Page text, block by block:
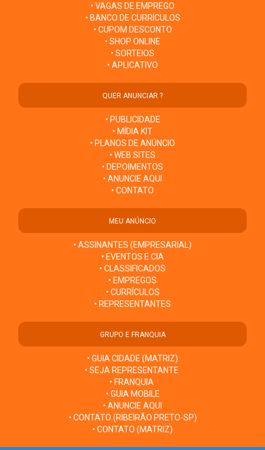
• VAGAS DE EMPREGO
• BANCO DE CURRÍCULOS
• CUPOM DESCONTO
• SHOP ONLINE
• SORTEIOS
• APLICATIVO
QUER ANUNCIAR ?
• PUBLICIDADE
• MÍDIA KIT
• PLANOS DE ANÚNCIO
• WEB SITES
• DEPOIMENTOS
• ANUNCIE AQUI
• CONTATO
MEU ANÚNCIO
• ASSINANTES (EMPRESARIAL)
• EVENTOS E CIA
• CLASSIFICADOS
• EMPREGOS
• CURRÍCULOS
• REPRESENTANTES
GRUPO E FRANQUIA
• GUIA CIDADE (MATRIZ)
• SEJA REPRESENTANTE
• FRANQUIA
• GUIA MOBILE
• ANUNCIE AQUI
• CONTATO (RIBEIRÃO PRETO-SP)
• CONTATO (MATRIZ)